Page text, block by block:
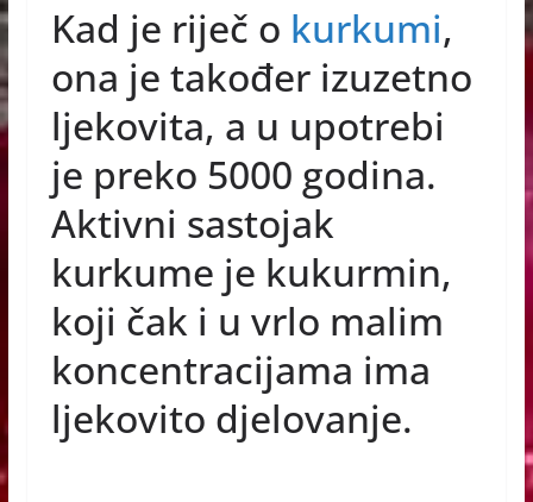
c
e
b
o
o
k
ss
e
n
g
er
at
s
A
p
p
er
Kad je riječ o kurkumi,
ona je također izuzetno
ljekovita, a u upotrebi
je preko 5000 godina.
Aktivni sastojak
kurkume je kukurmin,
koji čak i u vrlo malim
koncentracijama ima
ljekovito djelovanje.